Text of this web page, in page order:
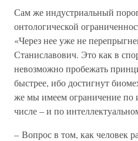
Сам же индустриальный
онтологической
«Через нее уже не
Станиславович. Это как в
невозможно пробежать
быстрее, ибо достигнут
же мы имеем ограничение по
числе – и по
– Вопрос в том, как человек